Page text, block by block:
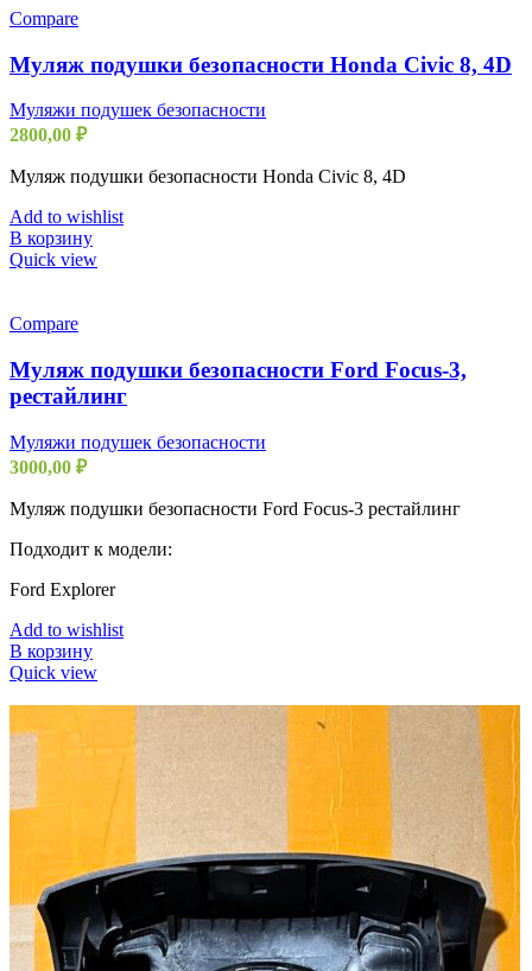
Compare
Муляж подушки безопасности Honda Civic 8, 4D
Муляжи подушек безопасности
2800,00 ₽
Муляж подушки безопасности Honda Civic 8, 4D
Add to wishlist
В корзину
Quick view
Compare
Муляж подушки безопасности Ford Focus-3,
рестайлинг
Муляжи подушек безопасности
3000,00 ₽
Муляж подушки безопасности Ford Focus-3 рестайлинг
Подходит к модели:
Ford Explorer
Add to wishlist
В корзину
Quick view